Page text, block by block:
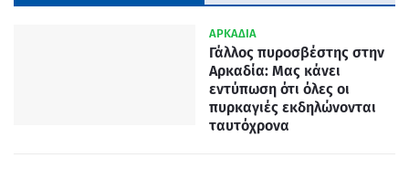
ΑΡΚΑΔΙΑ
Γάλλος πυροσβέστης στην
Αρκαδία: Μας κάνει
εντύπωση ότι όλες οι
πυρκαγιές εκδηλώνονται
ταυτόχρονα